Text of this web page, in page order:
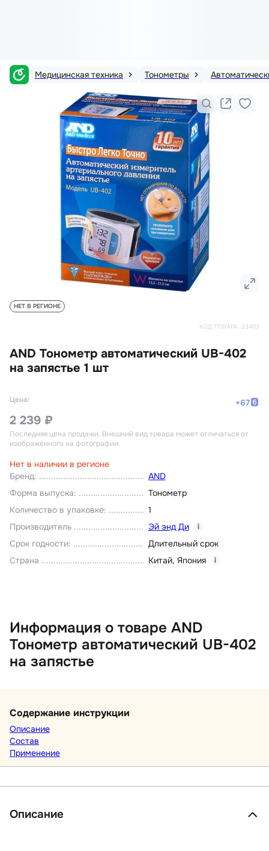
Медицинская техника Тонометры
КОД ТОВАРА: 23463
AND Тонометр автоматический UB-402
на запястье 1 шт
НЕТ В РЕГИОНЕ
Бренд:
AND
Форма выпуска:
Тонометр
Количество в упаковке:
1
Производитель
Эй энд Ди i
Срок годности:
Длительный срок
Страна
Китай, Япония i
Цена: +67
2 239 ₽
Последняя цена продажи. Внешний вид товара может отличаться от
изображённого на фотографии.
Нет в наличии в регионе
Информация о товаре AND
Тонометр автоматический UB-402
на запястье
Содержание инструкции
Описание
Состав
Применение
Описание